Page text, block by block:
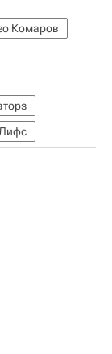
Комаров